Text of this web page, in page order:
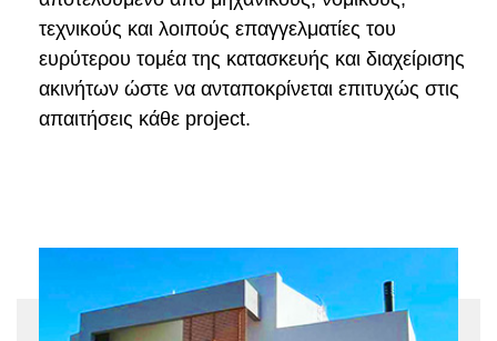
τεχνικούς και λοιπούς επαγγελματίες του
ευρύτερου τομέα της κατασκευής και διαχείρισης
ακινήτων ώστε να ανταποκρίνεται επιτυχώς στις
απαιτήσεις κάθε project.